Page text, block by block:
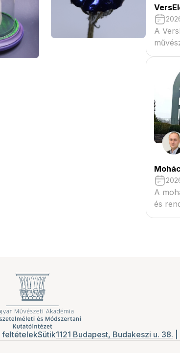
A
A
és
feltételekSütik1121 Budapest, Budakeszi u. 38.